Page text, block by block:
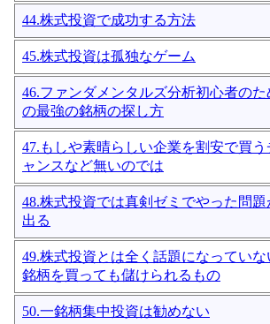
44.株式投資で成功する方法
45.株式投資は孤独なゲーム
46.ファンダメンタルズ分析初心者のた
の最強の銘柄の探し方
47.もしや素晴らしい企業を割安で買う
ャンスなど無いのでは
48.株式投資では真剣ゼミでやった問題
出る
49.株式投資とは全く話題になっていな
銘柄を買っても儲けられるもの
50.一銘柄集中投資は勧めない